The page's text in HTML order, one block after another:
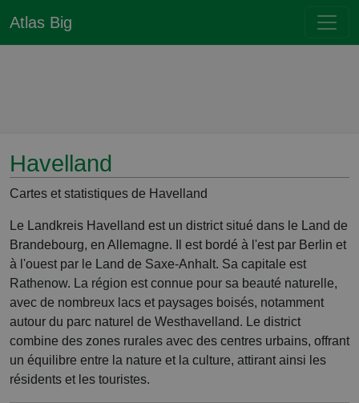
Atlas Big
Havelland
Cartes et statistiques de Havelland
Le Landkreis Havelland est un district situé dans le Land de
Brandebourg, en Allemagne. Il est bordé à l'est par Berlin et
à l'ouest par le Land de Saxe-Anhalt. Sa capitale est
Rathenow. La région est connue pour sa beauté naturelle,
avec de nombreux lacs et paysages boisés, notamment
autour du parc naturel de Westhavelland. Le district
combine des zones rurales avec des centres urbains, offrant
un équilibre entre la nature et la culture, attirant ainsi les
résidents et les touristes.